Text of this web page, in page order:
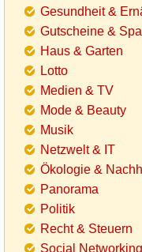
Gesundheit &
Gutscheine &
Haus & Garten
Lotto
Medien & TV
Mode & Beauty
Musik
Netzwelt & IT
Ökologie &
Panorama
Politik
Recht & Steuern
Social Networking